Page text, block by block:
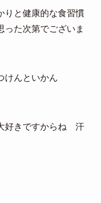
りと健康的な食習慣
った次第でございま
けんといかん
好きですからね 汗